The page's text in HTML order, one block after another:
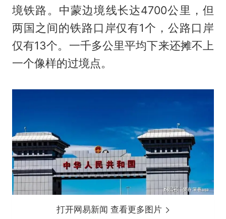
境铁路。中蒙边境线长达4700公里，但
两国之间的铁路口岸仅有1个，公路口岸
仅有13个。一千多公里平均下来还摊不上
一个像样的过境点。
打开网易新闻 查看更多图片